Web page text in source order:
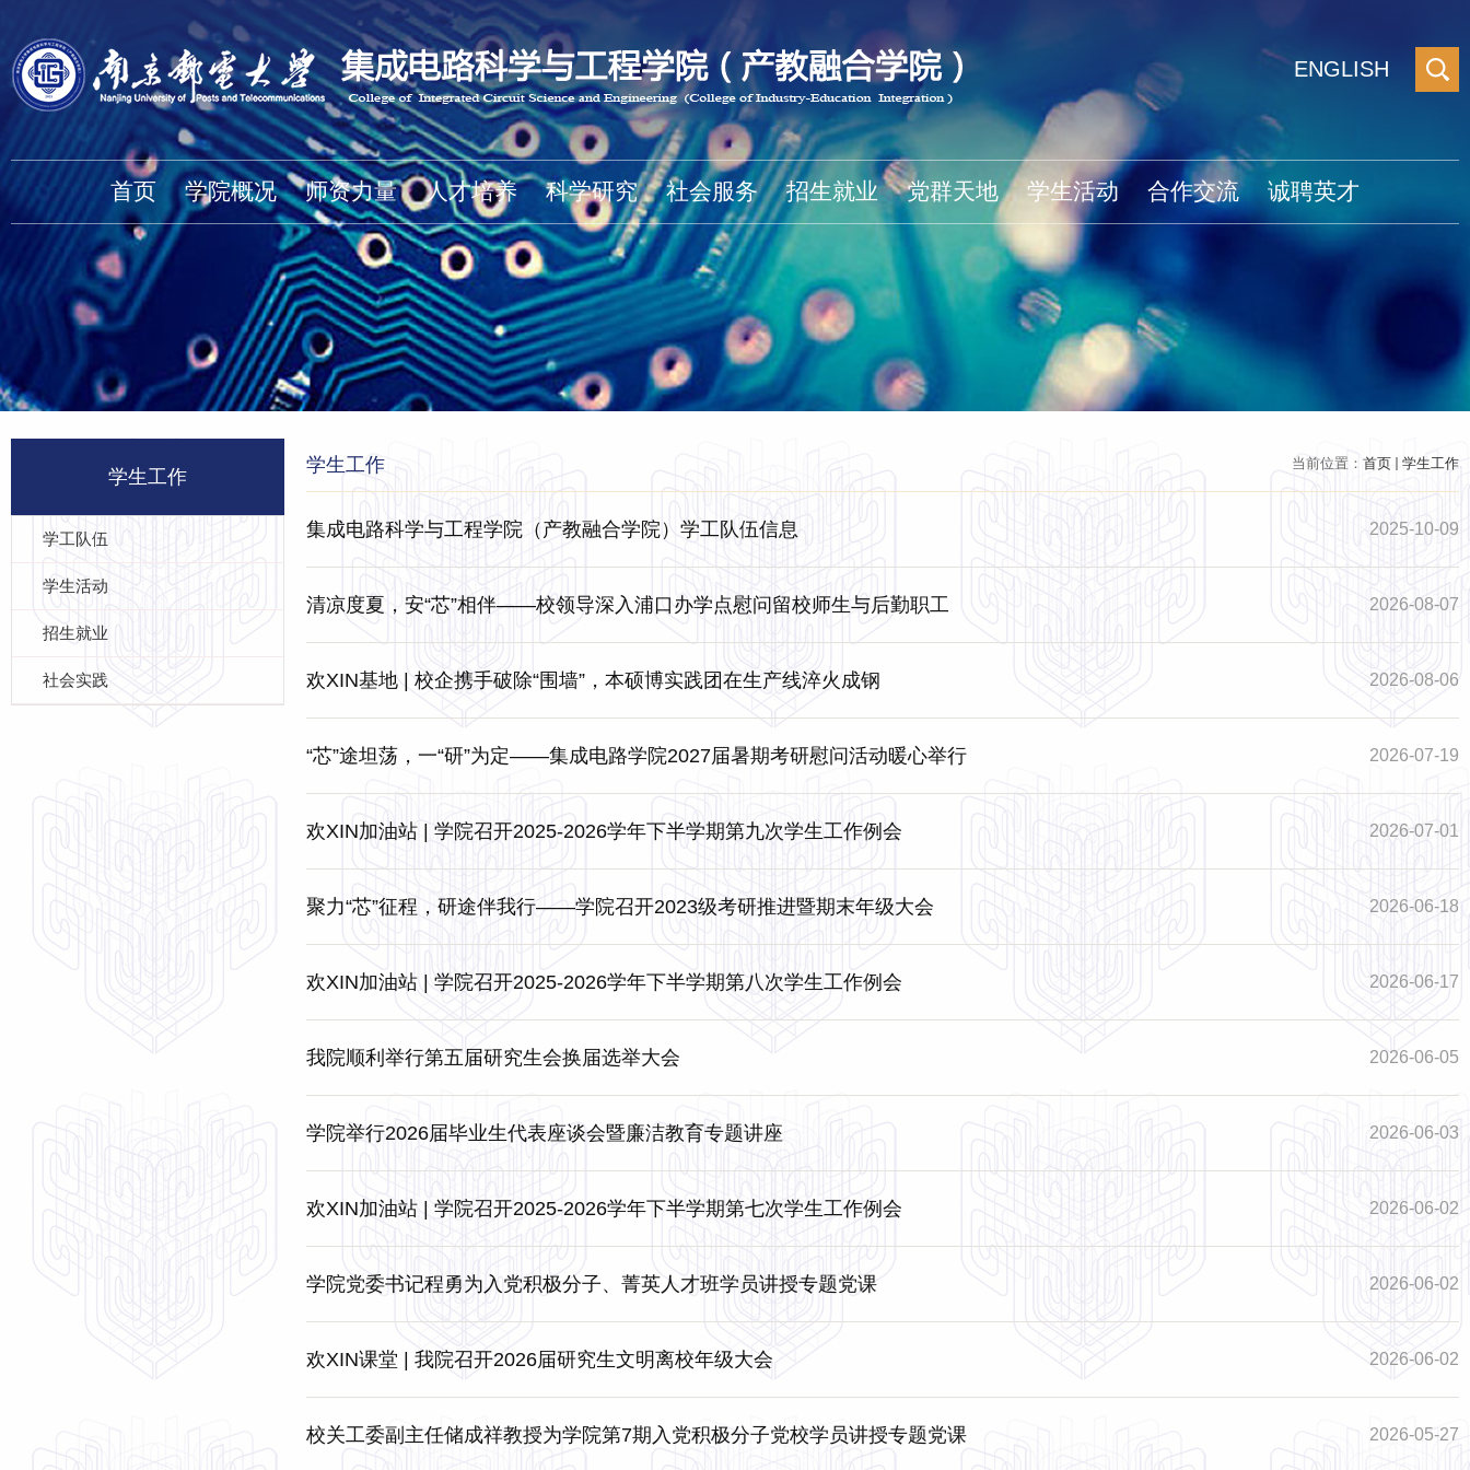
ENGLISH
首页 学院概况 师资力量 人才培养 科学研究 社会服务 招生就业 党群天地 学生活动 合作交流 诚聘英才
学生工作
学工队伍
学生活动
招生就业
社会实践
当前位置： 首页 学生工作
学生工作
集成电路科学与工程学院（产教融合学院）学工队伍信息 2025-10-09
清凉度夏，安“芯”相伴——校领导深入浦口办学点慰问留校师生与后勤职工 2026-08-07
欢XIN基地 | 校企携手破除“围墙”，本硕博实践团在生产线淬火成钢 2026-08-06
“芯”途坦荡，一“研”为定——集成电路学院2027届暑期考研慰问活动暖心举行 2026-07-19
欢XIN加油站 | 学院召开2025-2026学年下半学期第九次学生工作例会 2026-07-01
聚力“芯”征程，研途伴我行——学院召开2023级考研推进暨期末年级大会 2026-06-18
欢XIN加油站 | 学院召开2025-2026学年下半学期第八次学生工作例会 2026-06-17
我院顺利举行第五届研究生会换届选举大会 2026-06-05
学院举行2026届毕业生代表座谈会暨廉洁教育专题讲座 2026-06-03
欢XIN加油站 | 学院召开2025-2026学年下半学期第七次学生工作例会 2026-06-02
学院党委书记程勇为入党积极分子、菁英人才班学员讲授专题党课 2026-06-02
欢XIN课堂 | 我院召开2026届研究生文明离校年级大会 2026-06-02
校关工委副主任储成祥教授为学院第7期入党积极分子党校学员讲授专题党课 2026-05-27